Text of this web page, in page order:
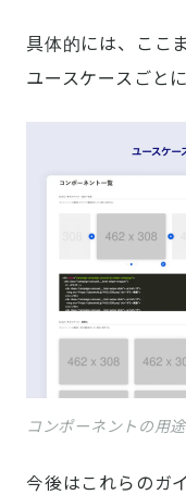
具体的には、ここ
ユースケースごと
コンポーネントの用
今後はこれらのガ